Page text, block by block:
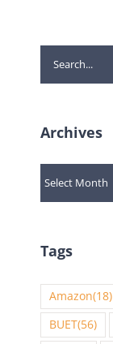
Search
for:
Archives
Archives
Tags
Amazon(18)
BUET(56)